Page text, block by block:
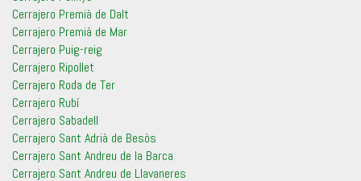
Cerrajero Premià de Dalt
Cerrajero Premià de Mar
Cerrajero Puig-reig
Cerrajero Ripollet
Cerrajero Roda de Ter
Cerrajero Rubí
Cerrajero Sabadell
Cerrajero Sant Adrià de Besòs
Cerrajero Sant Andreu de la Barca
Cerrajero Sant Andreu de Llavaneres